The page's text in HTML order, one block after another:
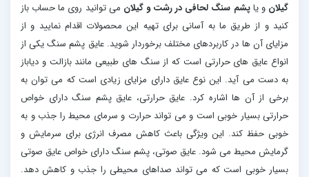
گیلان و یاپشم سنگ لحافی در رشت و گیلان می توانید روی ما حساب باز
کنید و از طریق ما به آسانی برای تهیه این محصولات اقدام نمایید و از
مزایای آن ها در کاربردهای مختلف برخوردار شوید. عایق پشم سنگ یکی از
انواع عایق های حرارتی است که از سنگ های طبیعی مانند بازالت و دیاباز
به دست می آید. این نوع عایق دارای مزایای زیادی است که می توان به
برخی از آن ها اشاره کرد. عایق حرارتی، عایق پشم سنگ دارای خواص
حرارتی بسیار خوبی است و می تواند حرارت و سرمای محیط را جذب و به
خوبی حفظ کند. این ویژگی باعث کاهش مصرف انرژی برای سرمایش و
گرمایش محیط می شود. عایق صوتی، پشم سنگ دارای خواص عایق صوتی
بسیار خوبی است که می تواند صداهای محیطی را جذب و کاهش دهد.